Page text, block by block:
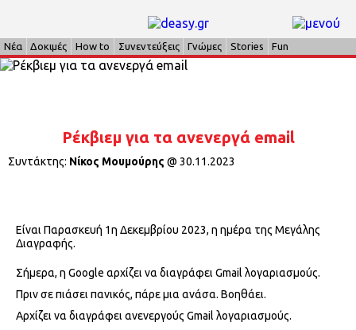
Νέα Δοκιμές How to Συνεντεύξεις Γνώμες Stories Fun
Ρέκβιεμ για τα ανενεργά email
Συντάκτης: Νίκος Μουμούρης @ 30.11.2023
Είναι Παρασκευή 1η Δεκεμβρίου 2023, η ημέρα της Μεγάλης
Διαγραφής.
Σήμερα, η Google αρχίζει να διαγράφει Gmail λογαριασμούς.
Πριν σε πιάσει πανικός, πάρε μια ανάσα. Βοηθάει.
Αρχίζει να διαγράφει ανενεργούς Gmail λογαριασμούς.